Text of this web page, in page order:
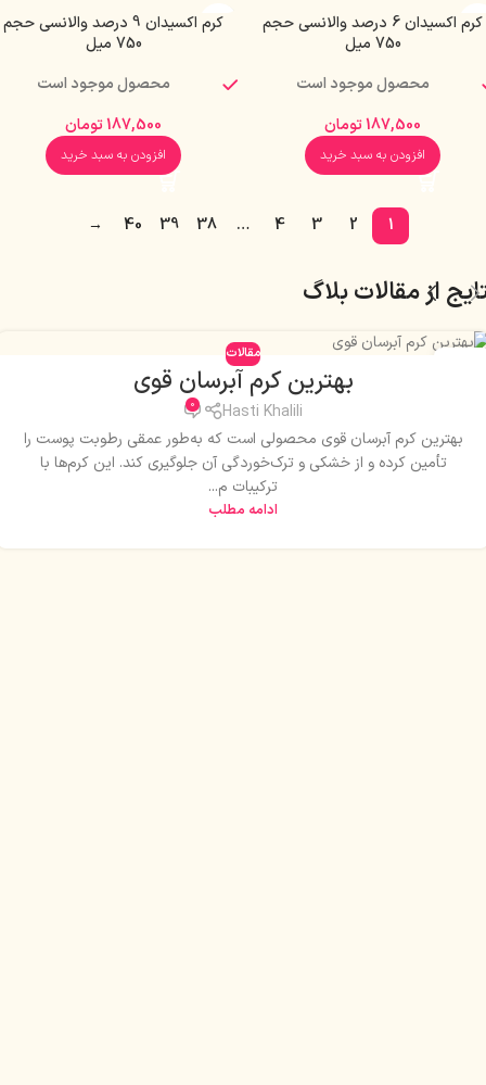
کرم اکسیدان 6 درصد والانسی حجم
750 میل
محصول موجود است
187,500تومان
افزودن به سبد خرید
کرم اکسیدان 9 درصد والانسی حجم
750 میل
محصول موجود است
187,500تومان
افزودن به سبد خرید
1
2
3
4
…
38
39
40
→
از مقالات بلاگ
مقالات
بهترین کرم آبرسان قوی
Hasti Khalili
0
بهترین کرم آبرسان قوی محصولی است که به‌طور عمقی رطوبت پوست را
تأمین کرده و از خشکی و ترک‌خوردگی آن جلوگیری کند. این کرم‌ها با
ترکیبات م...
ادامه مطلب